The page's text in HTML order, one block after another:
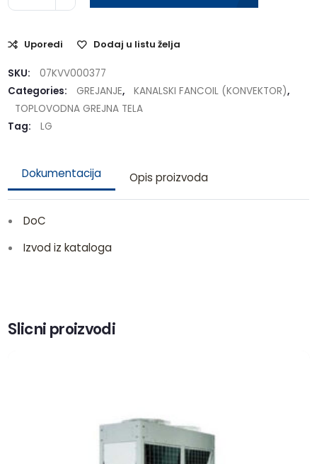
Uporedi Dodaj u listu želja
SKU:
07KVV000377
Categories:
GREJANJE, KANALSKI FANCOIL (KONVEKTOR),
TOPLOVODNA GREJNA TELA
Tag:
LG
Dokumentacija Opis proizvoda
DoC
Izvod iz kataloga
Slicni proizvodi